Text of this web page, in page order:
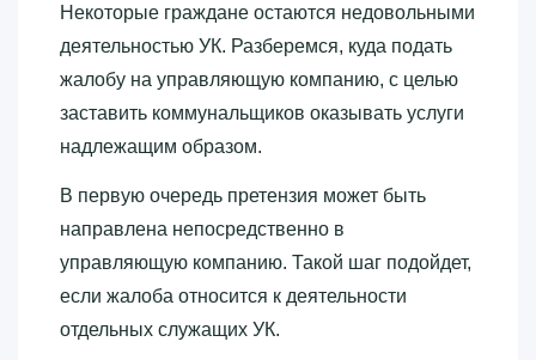
Некоторые граждане остаются недовольными
деятельностью УК. Разберемся, куда подать
жалобу на управляющую компанию, с целью
заставить коммунальщиков оказывать услуги
надлежащим образом.
В первую очередь претензия может быть
направлена непосредственно в
управляющую компанию. Такой шаг подойдет,
если жалоба относится к деятельности
отдельных служащих УК.